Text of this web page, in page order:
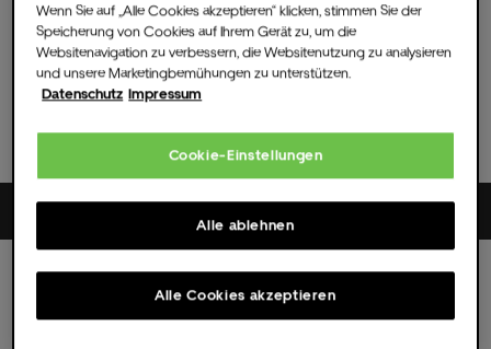
Sep.2019- Doors
Thu.12.Sep.2019
20:00 UHR(Doors )
All dates
Wenn Sie auf „Alle Cookies akzeptieren“ klicken, stimmen Sie der
Speicherung von Cookies auf Ihrem Gerät zu, um die
Websitenavigation zu verbessern, die Websitenutzung zu analysieren
und unsere Marketingbemühungen zu unterstützen.
Datenschutz Impressum
Cookie-Einstellungen
Alle ablehnen
Alle Cookies akzeptieren